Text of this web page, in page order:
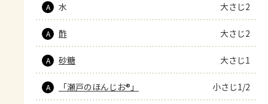
A 水 大さじ2
A 酢 大さじ2
A 砂糖 大さじ1
A 「瀬戸のほんじお®」 小さじ1/2